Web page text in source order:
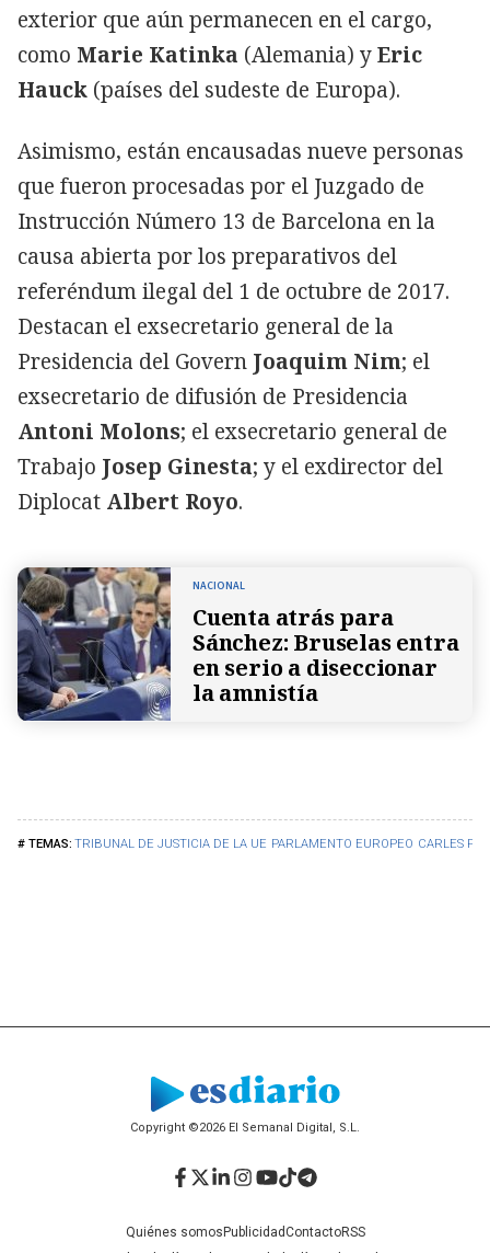
TRIBUNAL DE JUSTICIA DE LA UE PARLAMENTO EUROPEO CARLES
exterior que aún permanecen en el cargo,
como Marie Katinka (Alemania) yEric
Hauck (países del sudeste de Europa).
Asimismo, están encausadas nueve personas
que fueron procesadas por el Juzgado de
Instrucción Número 13 de Barcelona en la
causa abierta por los preparativos del
referéndum ilegal del 1 de octubre de 2017.
Destacan el exsecretario general de la
Presidencia del Govern Joaquim Nim; el
exsecretario de difusión de Presidencia
Antoni Molons; el exsecretario general de
Trabajo Josep Ginesta; y el exdirector del
Diplocat Albert Royo.
NACIONAL
Cuenta atrás para
Sánchez: Bruselas entra
en serio a diseccionar
la amnistía
Copyright ©2026 El Semanal Digital, S.L.
Quiénes somos PublicidadContactoRSS
Facebook
Twitter
LinkedIn
Instagram
YouTube
TikTok
Telegram